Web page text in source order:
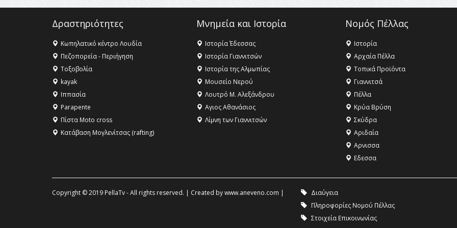
Δραστηριότητες
Κωπηλατικό κέντρο Λουδία
Πεζοπορεία - Περιήγηση
Τοξοβολία
kayak
Ιππασία
Parapente
Πίστα Moto cross
Κατάβαση Μογλενίτσας (rafting)
Μνημεία και Ιστορία
Ιστορία Έδεσσας
Ιστορία Γιαννιτσών
Ιστορία της Αλμωπίας
Μουσείο Νερού
Λουτρό Μ. Αλεξάνδρου
Αγιος Αθανάσιος
Λίμνη των Γιαννιτσών
Νομός Πέλλας
Ιστορία
Αρχαία Πέλλα
Τοπικά Προϊόντα
Γιαννιτσά
Πέλλα
Κρύα Βρύση
Σκύδρα
Αριδαία
Aρνισσα
Eδεσσα
Copyright © 2019 PellaTv - All rights reserved. | Created bywww.aneveno.com | Διαύγεια
Πληροφορίες Νομού Πέλλας
Στοιχεία Επικοινωνίας